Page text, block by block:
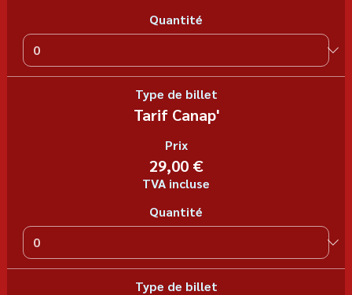
Quantité
Type de billet
Tarif Canap'
Prix
29,00 €
TVA incluse
Quantité
Type de billet